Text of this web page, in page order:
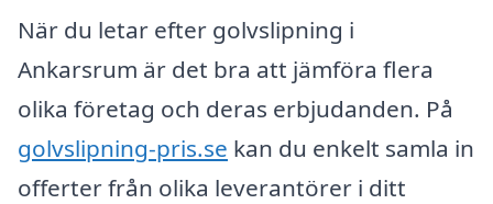
När du letar efter golvslipning i
Ankarsrum är det bra att jämföra flera
olika företag och deras erbjudanden. På
golvslipning-pris.se kan du enkelt samla in
offerter från olika leverantörer i ditt